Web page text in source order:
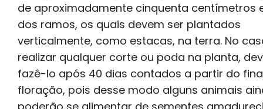
de aproximadamente cinquenta centímetros
dos ramos, os quais devem ser plantados
verticalmente, como estacas, na terra. No
realizar qualquer corte ou poda na planta,
fazê-lo após 40 dias contados a partir do
floração, pois desse modo alguns animais